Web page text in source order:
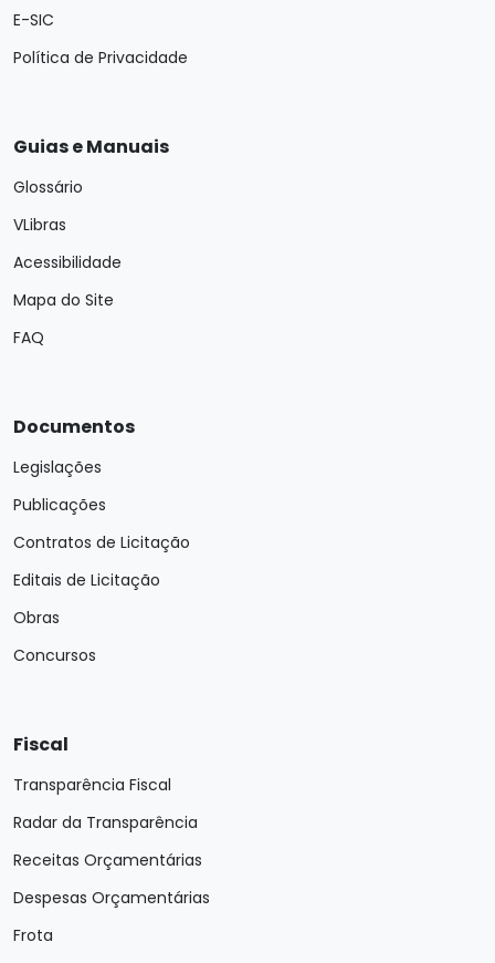
E-SIC
Política de Privacidade
Guias e Manuais
Glossário
VLibras
Acessibilidade
Mapa do Site
FAQ
Documentos
Legislações
Publicações
Contratos de Licitação
Editais de Licitação
Obras
Concursos
Fiscal
Transparência Fiscal
Radar da Transparência
Receitas Orçamentárias
Despesas Orçamentárias
Frota